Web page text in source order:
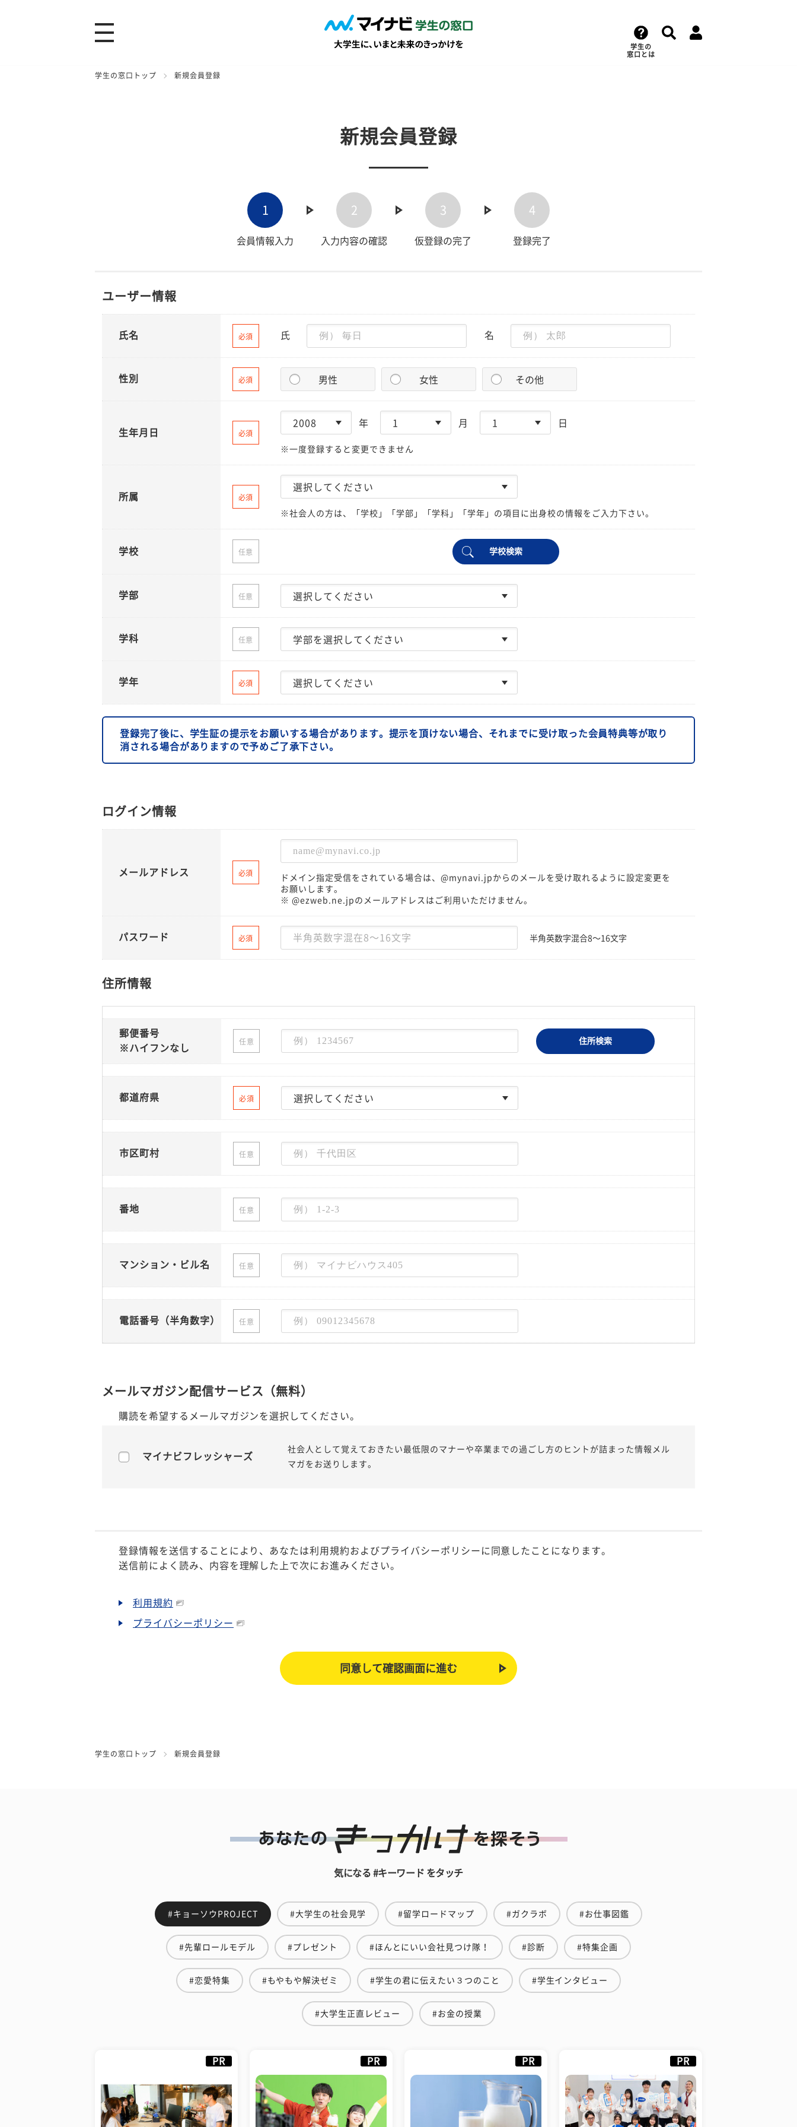
学生の
窓口とは
学生の窓口トップ 新規会員登録
新規会員登録
1
会員情報入力
2
入力内容の確認
3
仮登録の完了
4
登録完了
ユーザー情報
氏名 必須 氏 名
性別 必須 男性 女性 その他
生年月日 必須
年 月 日
※一度登録すると変更できません
所属 必須
※社会人の方は、「学校」「学部」「学科」「学年」の項目に出身校の情報をご入力下さい。
学校 任意 学校検索
学部 任意
学科 任意
学年 必須
登録完了後に、学生証の提示をお願いする場合があります。提示を頂けない場合、それまでに受け取った会員特典等が取り
消される場合がありますので予めご了承下さい。
ログイン情報
メールアドレス 必須
ドメイン指定受信をされている場合は、@mynavi.jpからのメールを受け取れるように設定変更を
お願いします。
※ @ezweb.ne.jpのメールアドレスはご利用いただけません。
パスワード 必須 半角英数字混合8〜16文字
住所情報
郵便番号
※ハイフンなし
任意 住所検索
都道府県 必須
市区町村 任意
番地 任意
マンション・ビル名 任意
電話番号（半角数字） 任意
メールマガジン配信サービス（無料）
購読を希望するメールマガジンを選択してください。
マイナビフレッシャーズ
社会人として覚えておきたい最低限のマナーや卒業までの過ごし方のヒントが詰まった情報メル
マガをお送りします。
登録情報を送信することにより、あなたは利用規約およびプライバシーポリシーに同意したことになります。
送信前によく読み、内容を理解した上で次にお進みください。
利用規約
プライバシーポリシー
学生の窓口トップ 新規会員登録
気になる #キーワード をタッチ
#キョーソウPROJECT #大学生の社会見学 #留学ロードマップ #ガクラボ #お仕事図鑑
#先輩ロールモデル #プレゼント #ほんとにいい会社見つけ隊！ #診断 #特集企画
#恋愛特集 #もやもや解決ゼミ #学生の君に伝えたい３つのこと #学生インタビュー
#大学生正直レビュー #お金の授業
PR PR PR PR